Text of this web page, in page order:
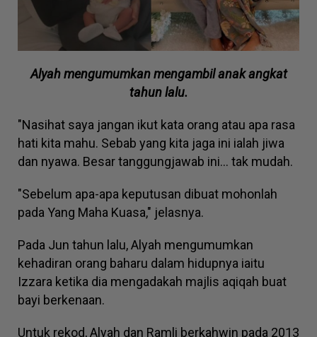
Alyah mengumumkan mengambil anak angkat
tahun lalu.
"Nasihat saya jangan ikut kata orang atau apa rasa
hati kita mahu. Sebab yang kita jaga ini ialah jiwa
dan nyawa. Besar tanggungjawab ini... tak mudah.
"Sebelum apa-apa keputusan dibuat mohonlah
pada Yang Maha Kuasa," jelasnya.
Pada Jun tahun lalu, Alyah mengumumkan
kehadiran orang baharu dalam hidupnya iaitu
Izzara ketika dia mengadakah majlis aqiqah buat
bayi berkenaan.
Untuk rekod, Alyah dan Ramli berkahwin pada 2013